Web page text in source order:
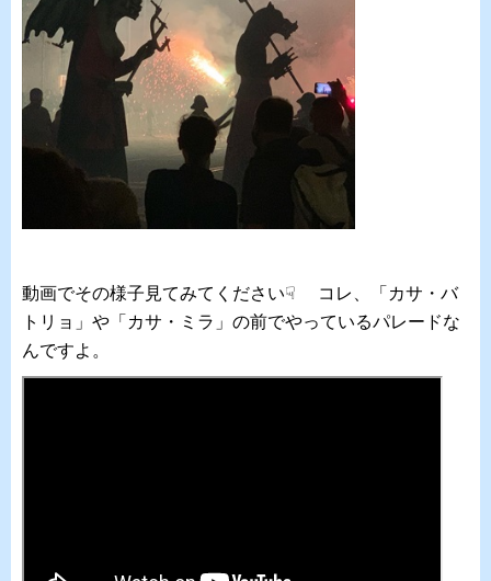
動画でその様子見てみてください☟ コレ、「カサ・バ
トリョ」や「カサ・ミラ」の前でやっているパレードな
んですよ。